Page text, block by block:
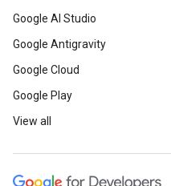
Google AI Studio
Google Antigravity
Google Cloud
Google Play
View all